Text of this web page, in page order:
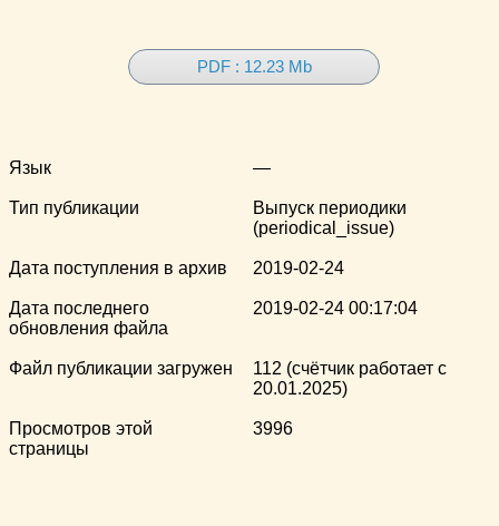
PDF : 12.23 Mb
Язык —
Тип публикации
Выпуск периодики
(periodical_issue)
Дата поступления в архив 2019-02-24
Дата последнего
обновления файла
2019-02-24 00:17:04
Файл публикации загружен
112 (счётчик работает с
20.01.2025)
Просмотров этой
страницы
3996